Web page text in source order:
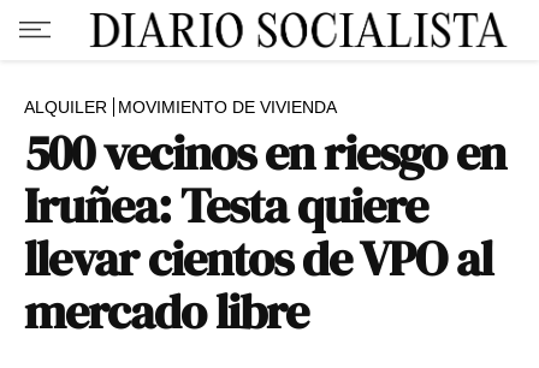
ALQUILER MOVIMIENTO DE VIVIENDA
500 vecinos en riesgo en
Iruñea: Testa quiere
llevar cientos de VPO al
mercado libre